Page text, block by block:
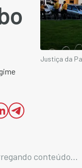
Justiça da
conteúdo...